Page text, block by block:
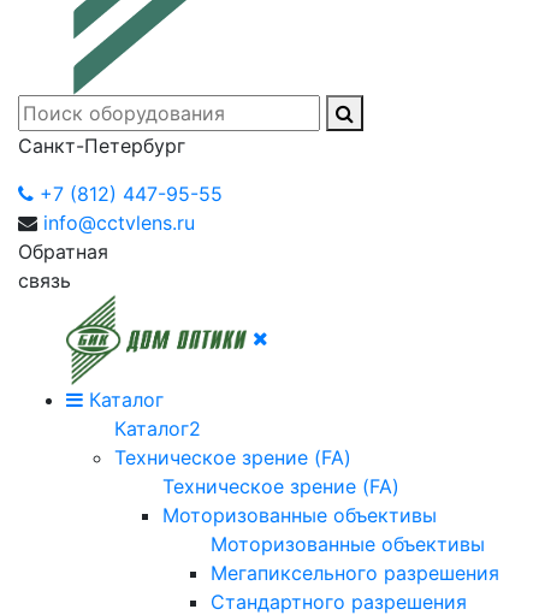
Санкт-Петербург
+7 (812) 447-95-55
info@cctvlens.ru
Обратная
связь
Каталог
Каталог2
Техническое зрение (FA)
Техническое зрение (FA)
Моторизованные объективы
Моторизованные объективы
Мегапиксельного разрешения
Стандартного разрешения